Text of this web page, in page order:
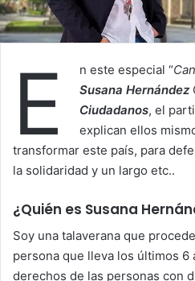
E n este especial “
Susana Hernández
Ciudadanos, el
explican ellos
transformar este país, para
la solidaridad y un largo etc..
¿Quién es Susana
Soy una talaverana que
persona que lleva los últimos 6
derechos de las personas con